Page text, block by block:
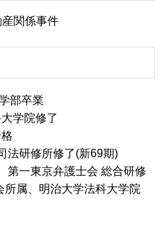
関係事件
部卒業
学院修了
法研修所修了(新69期)
第一東京弁護士会 総合研修
所属、明治大学法科大学院